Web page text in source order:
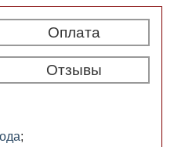
Оплата
Отзывы
;